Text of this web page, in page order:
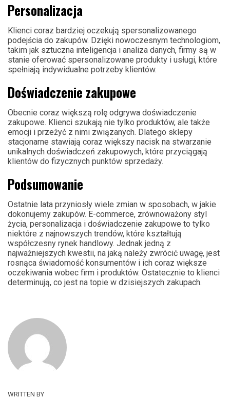
Personalizacja
Klienci coraz bardziej oczekują spersonalizowanego
podejścia do zakupów. Dzięki nowoczesnym technologiom,
takim jak sztuczna inteligencja i analiza danych, firmy są w
stanie oferować spersonalizowane produkty i usługi, które
spełniają indywidualne potrzeby klientów.
Doświadczenie zakupowe
Obecnie coraz większą rolę odgrywa doświadczenie
zakupowe. Klienci szukają nie tylko produktów, ale także
emocji i przeżyć z nimi związanych. Dlatego sklepy
stacjonarne stawiają coraz większy nacisk na stwarzanie
unikalnych doświadczeń zakupowych, które przyciągają
klientów do fizycznych punktów sprzedaży.
Podsumowanie
Ostatnie lata przyniosły wiele zmian w sposobach, w jakie
dokonujemy zakupów. E-commerce, zrównoważony styl
życia, personalizacja i doświadczenie zakupowe to tylko
niektóre z najnowszych trendów, które kształtują
współczesny rynek handlowy. Jednak jedną z
najważniejszych kwestii, na jaką należy zwrócić uwagę, jest
rosnąca świadomość konsumentów i ich coraz większe
oczekiwania wobec firm i produktów. Ostatecznie to klienci
determinują, co jest na topie w dzisiejszych zakupach.
WRITTEN BY